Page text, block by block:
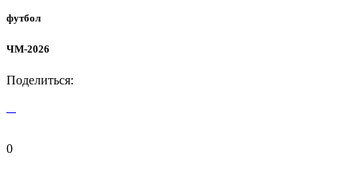
футбол
ЧМ-2026
Поделиться:
0